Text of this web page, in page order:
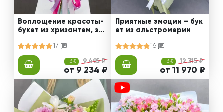
Воплощение красоты-
букет из хризантем, эус
17
-3% 9 495 ₽
от 9 234 ₽
Приятные эмоции – бук
ет из альстромерии
16
-3% 12 315 ₽
от 11 970 ₽